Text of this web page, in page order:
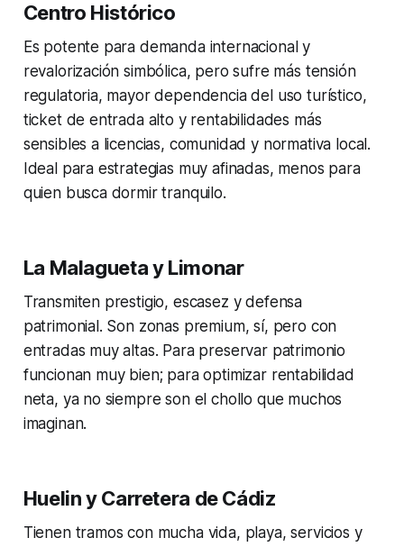
Centro Histórico
Es potente para demanda internacional y
revalorización simbólica, pero sufre más tensión
regulatoria, mayor dependencia del uso turístico,
ticket de entrada alto y rentabilidades más
sensibles a licencias, comunidad y normativa local.
Ideal para estrategias muy afinadas, menos para
quien busca dormir tranquilo.
La Malagueta y Limonar
Transmiten prestigio, escasez y defensa
patrimonial. Son zonas premium, sí, pero con
entradas muy altas. Para preservar patrimonio
funcionan muy bien; para optimizar rentabilidad
neta, ya no siempre son el chollo que muchos
imaginan.
Huelin y Carretera de Cádiz
Tienen tramos con mucha vida, playa, servicios y